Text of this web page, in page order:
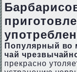
Популярный во
чай
прекрасно